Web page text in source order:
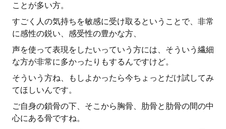
ことが多い方。
すごく人の気持ちを敏感に受け取るということで、非常
に感性の鋭い、感受性の豊かな方、
声を使って表現をしたいっていう方には、そういう繊細
な方が非常に多かったりもするんですけど。
そういう方ね、もしよかったら今ちょっとだけ試してみ
てほしいんです。
ご自身の鎖骨の下、そこから胸骨、肋骨と肋骨の間の中
心にある骨ですね。